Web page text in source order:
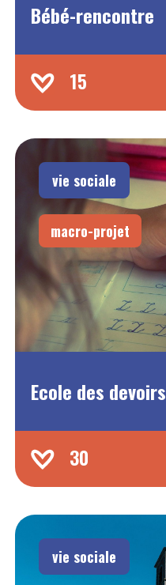
Bébé-rencontre
15
vie sociale
macro-projet
Ecole des devoirs
30
vie sociale